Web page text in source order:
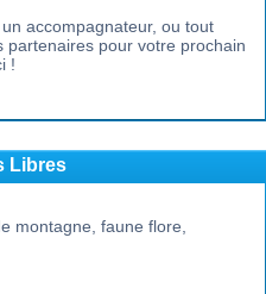
accompagnateur, ou tout
partenaires pour votre prochain
!
Libres
montagne, faune flore,